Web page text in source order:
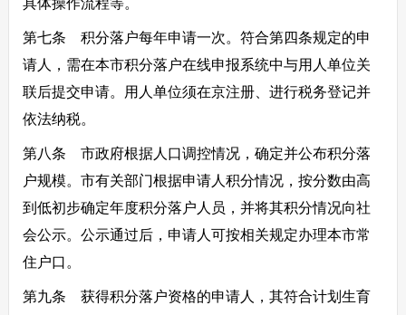
具体操作流程等。
第七条 积分落户每年申请一次。符合第四条规定的申
请人，需在本市积分落户在线申报系统中与用人单位关
联后提交申请。用人单位须在京注册、进行税务登记并
依法纳税。
第八条 市政府根据人口调控情况，确定并公布积分落
户规模。市有关部门根据申请人积分情况，按分数由高
到低初步确定年度积分落户人员，并将其积分情况向社
会公示。公示通过后，申请人可按相关规定办理本市常
住户口。
第九条 获得积分落户资格的申请人，其符合计划生育